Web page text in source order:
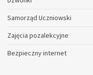
Samorząd Uczniowski
Zajęcia pozalekcyjne
Bezpieczny internet